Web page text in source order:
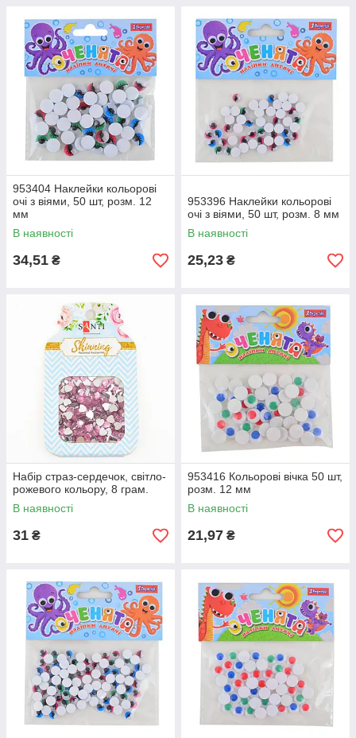
953404 Наклейки кольорові
очі з віями, 50 шт, розм. 12
мм
В наявності
34,51 ₴
953396 Наклейки кольорові
очі з віями, 50 шт, розм. 8 мм
В наявності
25,23 ₴
Набір страз-сердечок, світло-
рожевого кольору, 8 грам.
В наявності
31 ₴
953416 Кольорові вічка 50 шт,
розм. 12 мм
В наявності
21,97 ₴